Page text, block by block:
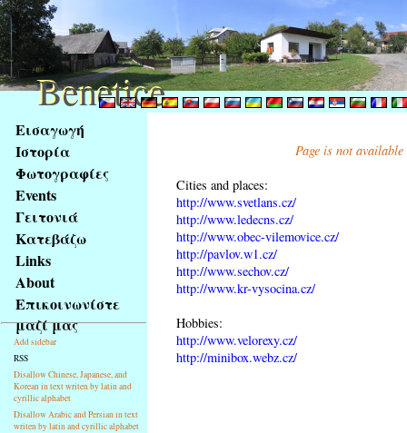
obsah
stránky
Klávesové
zkratky
tomto
webu
základní
Hlavní
strana
Εισαγωγή
Ιστορία
Φωτογραφίες
Events
Γειτονιά
Κατεβάζω
Links
About
Επικοινωνίστε
μαζί μας
Add sidebar
RSS
Disallow Chinese, Japanese, and
Korean in text writen by latin and
cyrillic alphabet
Disallow Arabic and Persian in text
writen by latin and cyrillic alphabet
Page is not
Cities and places:
http://www.svetlans.cz/
http://www.ledecns.cz/
http://www.obec-vilemovice.cz/
http://pavlov.w1.cz/
http://www.sechov.cz/
http://www.kr-vysocina.cz/
Hobbies:
http://www.velorexy.cz/
http://minibox.webz.cz/
Benetice
Benetice